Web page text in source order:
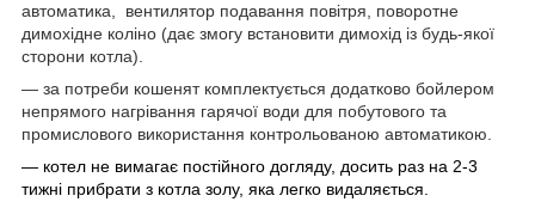
автоматика, вентилятор подавання повітря, поворотне
димохідне коліно (дає змогу встановити димохід із будь-якої
сторони котла).
— за потреби кошенят комплектується додатково бойлером
непрямого нагрівання гарячої води для побутового та
промислового використання контрольованою автоматикою.
— котел не вимагає постійного догляду, досить раз на 2-3
тижні прибрати з котла золу, яка легко видаляється.